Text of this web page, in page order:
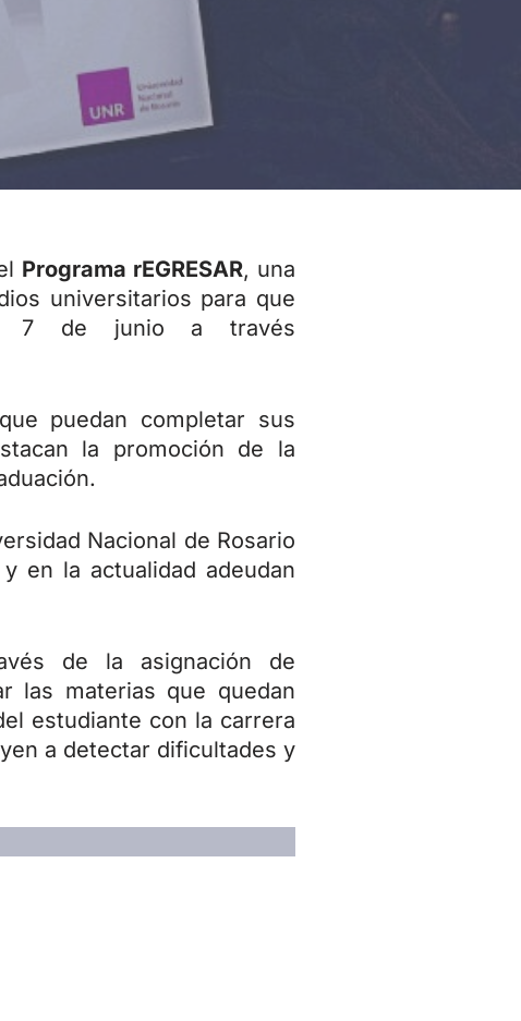
Programa rEGRESAR, una
universitarios para que
7 de junio a través
puedan completar sus
la promoción de la
Nacional de Rosario
en la actualidad adeudan
de la asignación de
las materias que quedan
estudiante con la carrera
a detectar dificultades y